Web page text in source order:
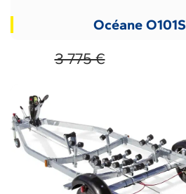
Océane O101S
3 775 €